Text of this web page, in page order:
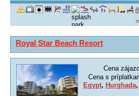
Royal Star Beach Resort
Cena
Cena s
Egypt, Hurghada,